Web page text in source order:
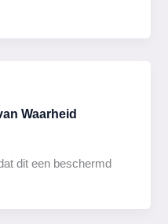
Waarheid
dit een beschermd